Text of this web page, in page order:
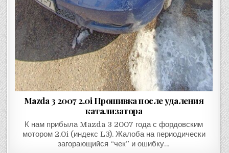
Mazda 3 2007 2.0i Прошивка после удаления
катализатора
К нам прибыла Mazda 3 2007 года с фордовским
мотором 2.0i (индекс L3). Жалоба на периодически
загорающийся “чек” и ошибку…